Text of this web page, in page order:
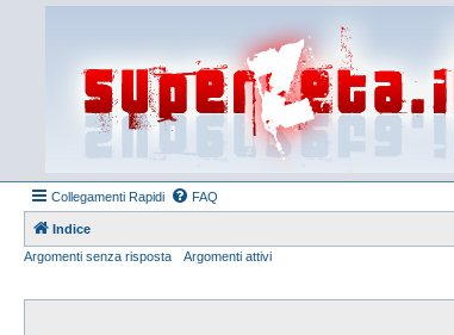
Collegamenti Rapidi FAQ
Indice
Argomenti senza risposta
Argomenti attivi